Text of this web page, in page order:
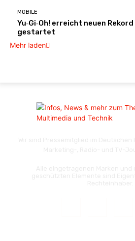
MOBILE
Yu‑Gi‑Oh! erreicht neuen
gestartet
Mehr laden